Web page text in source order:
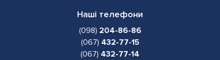
Наші телефони
(098) 204-86-86
(067) 432-77-15
(067) 432-77-14